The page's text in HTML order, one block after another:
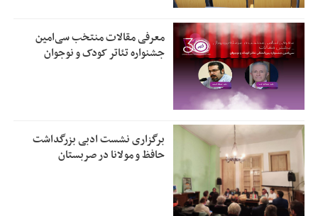
معرفی مقالات منتخب سی‌امین
جشنواره تئاتر کودک و نوجوان
برگزاری نشست ادبی بزرگداشت
حافظ و مولانا در صربستان